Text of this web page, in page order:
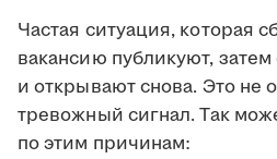
Частая ситуация, которая
вакансию публикуют,
и открывают снова. Это не
тревожный сигнал. Так
по этим причинам: